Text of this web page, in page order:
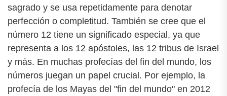
sagrado y se usa repetidamente para denotar
perfección o completitud. También se cree que el
número 12 tiene un significado especial, ya que
representa a los 12 apóstoles, las 12 tribus de Israel
y más. En muchas profecías del fin del mundo, los
números juegan un papel crucial. Por ejemplo, la
profecía de los Mayas del "fin del mundo" en 2012